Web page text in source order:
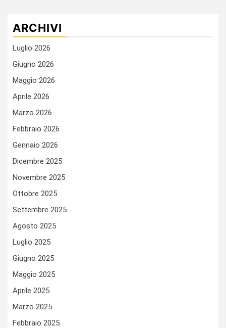
ARCHIVI
Luglio 2026
Giugno 2026
Maggio 2026
Aprile 2026
Marzo 2026
Febbraio 2026
Gennaio 2026
Dicembre 2025
Novembre 2025
Ottobre 2025
Settembre 2025
Agosto 2025
Luglio 2025
Giugno 2025
Maggio 2025
Aprile 2025
Marzo 2025
Febbraio 2025